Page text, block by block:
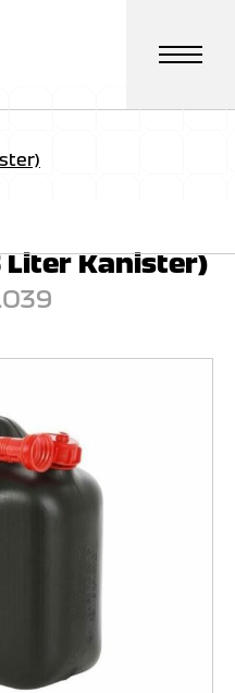
Liter Kanister)